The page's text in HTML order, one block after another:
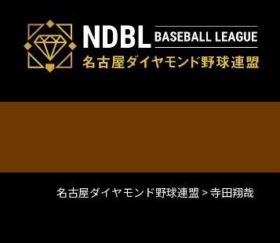
名古屋ダイヤモンド野球連盟 >寺田翔哉